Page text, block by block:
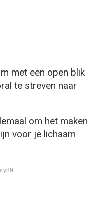
met een open blik
te streven naar
om het maken
voor je lichaam